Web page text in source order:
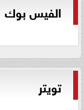
الفيس بوك
تويتر